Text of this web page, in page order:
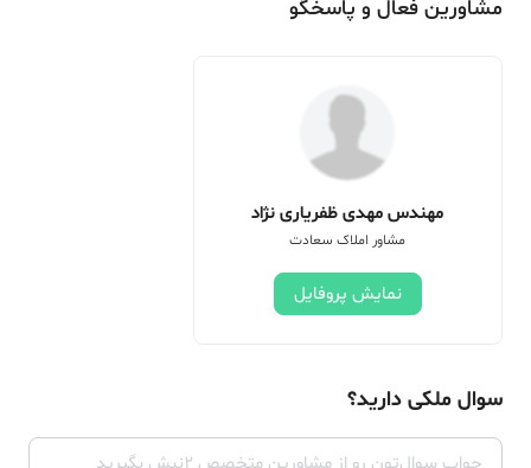
مشاورین فعال و پاسخگو
مهندس مهدی ظفریاری نژاد
مشاور املاک سعادت
نمایش پروفایل
سوال ملکی دارید؟